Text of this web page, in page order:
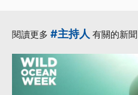
閱讀更多 #主持人 有關的新聞